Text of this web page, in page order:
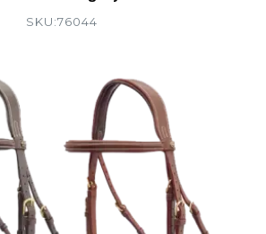
SKU:76044